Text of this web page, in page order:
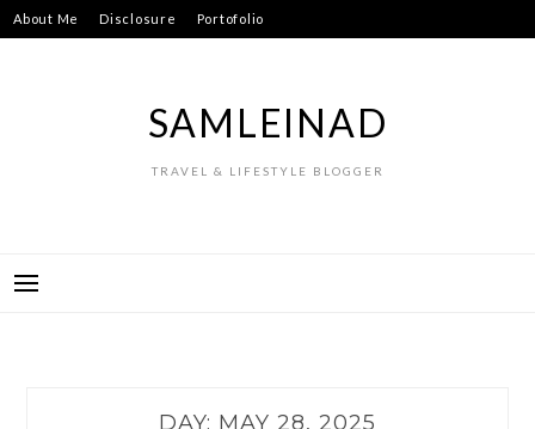
Skip
to
About Me Disclosure Portofolio
SAMLEINAD
TRAVEL & LIFESTYLE BLOGGER
DAY: MAY 28, 2025